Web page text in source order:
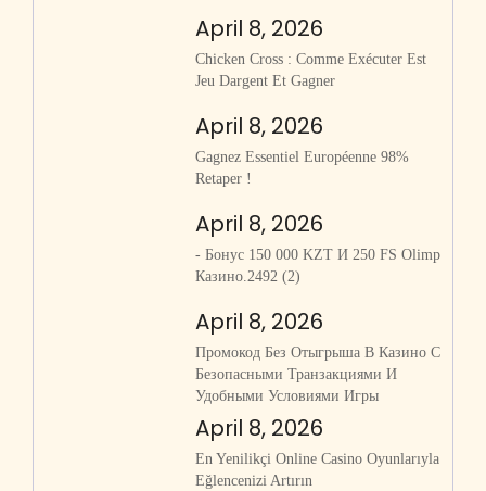
April 8, 2026
Chicken Cross : Comme Exécuter Est
Jeu Dargent Et Gagner
April 8, 2026
Gagnez Essentiel Européenne 98%
Retaper !
April 8, 2026
- Бонус 150 000 KZT И 250 FS Olimp
Казино.2492 (2)
April 8, 2026
Промокод Без Отыгрыша В Казино С
Безопасными Транзакциями И
Удобными Условиями Игры
April 8, 2026
En Yenilikçi Online Casino Oyunlarıyla
Eğlencenizi Artırın